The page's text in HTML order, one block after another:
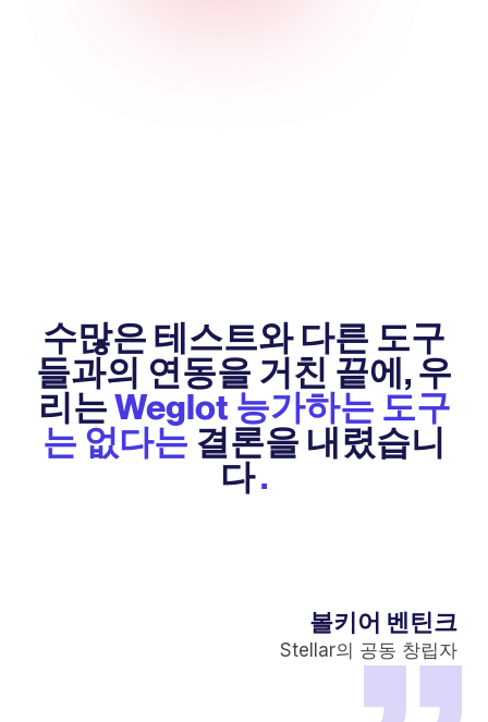
수많은 테스트와 다른 도구
들과의 연동을 거친 끝에, 우
리는Weglot 능가하는 도구
는 없다는 결론을 내렸습니
다.
볼키어 벤틴크
Stellar의 공동 창립자